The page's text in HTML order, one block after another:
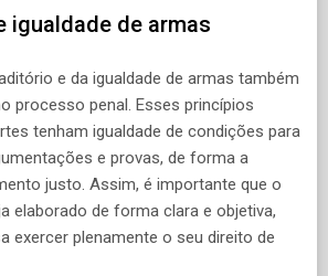
igualdade de armas
e da igualdade de armas também
processo penal. Esses princípios
tenham igualdade de condições para
e provas, de forma a
justo. Assim, é importante que o
elaborado de forma clara e objetiva,
exercer plenamente o seu direito de